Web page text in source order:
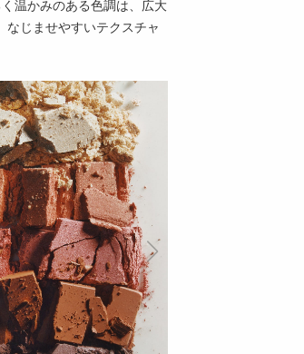
温かみのある色調は、広大
じませやすいテクスチャ